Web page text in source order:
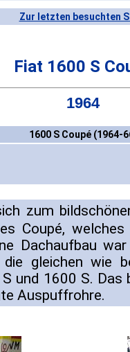
Zur letzten besuchten
Fiat 1600 S
1964
1600 S Coupé (1964-
zum
Coupé,
Dachaufbau
gleichen wie
und 1600 S.
Auspuffrohre.